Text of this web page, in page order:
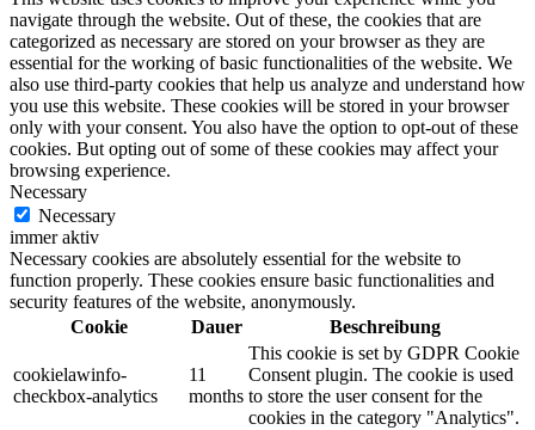
navigate through the website. Out of these, the cookies that are
categorized as necessary are stored on your browser as they are
essential for the working of basic functionalities of the website. We
also use third-party cookies that help us analyze and understand how
you use this website. These cookies will be stored in your browser
only with your consent. You also have the option to opt-out of these
cookies. But opting out of some of these cookies may affect your
browsing experience.
Necessary
Necessary
immer aktiv
Necessary cookies are absolutely essential for the website to
function properly. These cookies ensure basic functionalities and
security features of the website, anonymously.
Cookie
Dauer Beschreibung
cookielawinfo-
checkbox-analytics
11
months
This cookie is set by GDPR Cookie
Consent plugin. The cookie is used
to store the user consent for the
cookies in the category "Analytics".